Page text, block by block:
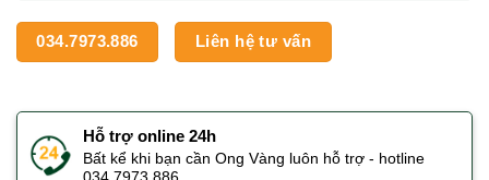
034.7973.886 Liên hệ tư vấn
Hỗ trợ online 24h
Bất kể khi bạn cần Ong Vàng luôn hỗ trợ - hotline